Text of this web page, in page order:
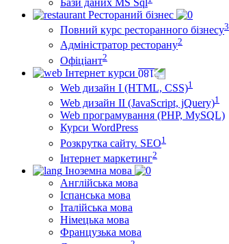
Рестораний бізнес
Повний курс ресторанного бізнесу3
Адміністратор ресторану2
Офіціант2
Інтернет курси
Web дизайн I (HTML, CSS)1
Web дизайн II (JavaScript, jQuery)1
Web програмування (PHP, MySQL)
Курси WordPress
Розкрутка сайту. SEO1
Інтернет маркетинг2
Іноземна мова
Англійська мова
Іспанська мова
Італійська мова
Німецька мова
Французька мова